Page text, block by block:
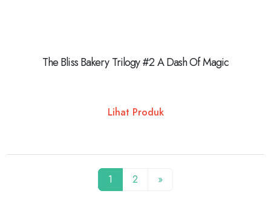
The Bliss Bakery Trilogy #2 A Dash Of Magic
Lihat Produk
1 2 »